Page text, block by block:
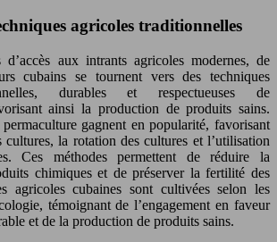
agricoles traditionnelles
aux intrants agricoles modernes, de
cubains se tournent vers des techniques
durables et respectueuses de
ainsi la production de produits sains.
gagnent en popularité, favorisant
la rotation des cultures et l’utilisation
Ces méthodes permettent de réduire la
chimiques et de préserver la fertilité des
agricoles cubaines sont cultivées selon les
témoignant de l’engagement en faveur
et de la production de produits sains.